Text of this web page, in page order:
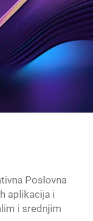
Poslovna
aplikacija i
i srednjim